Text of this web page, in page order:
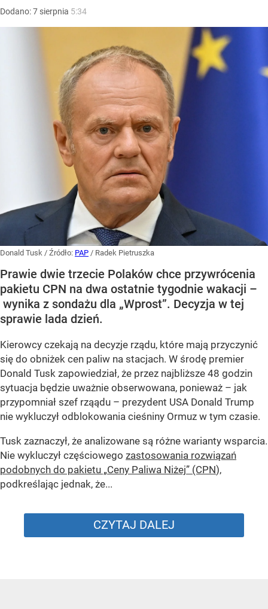
Dodano:7 sierpnia 5:34
Donald Tusk / Źródło: PAP / Radek Pietruszka
Prawie dwie trzecie Polaków chce przywrócenia
pakietu CPN na dwa ostatnie tygodnie wakacji –
wynika z sondażu dla „Wprost”. Decyzja w tej
sprawie lada dzień.
Kierowcy czekają na decyzje rządu, które mają przyczynić
się do obniżek cen paliw na stacjach. W środę premier
Donald Tusk zapowiedział, że przez najbliższe 48 godzin
sytuacja będzie uważnie obserwowana, ponieważ – jak
przypomniał szef rząądu – prezydent USA Donald Trump
nie wykluczył odblokowania cieśniny Ormuz w tym czasie.
Tusk zaznaczył, że analizowane są różne warianty wsparcia.
Nie wykluczył częściowego zastosowania rozwiązań
podobnych do pakietu „Ceny Paliwa Niżej” (CPN),
podkreślając jednak, że...
CZYTAJ DALEJ